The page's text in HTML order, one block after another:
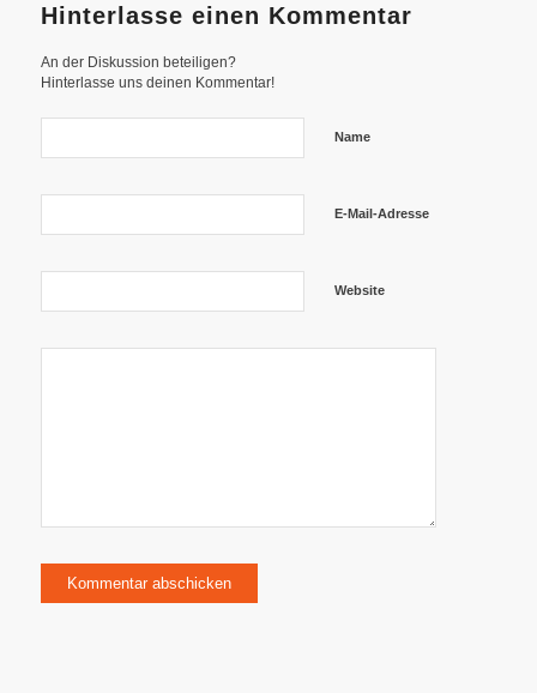
Hinterlasse einen Kommentar
An der Diskussion beteiligen?
Hinterlasse uns deinen Kommentar!
Name
E-Mail-Adresse
Website